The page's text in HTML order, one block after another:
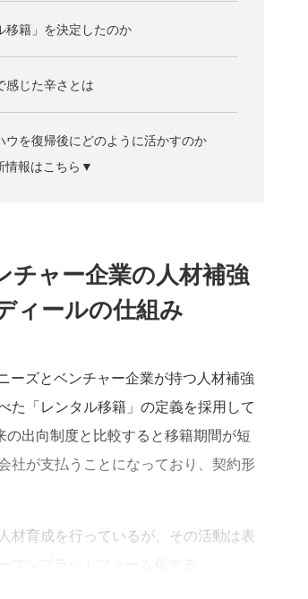
移籍」を決定したのか
感じた辛さとは
を復帰後にどのように活かすのか
情報はこちら▼
チャー企業の人材補強
ィールの仕組み
ズとベンチャー企業が持つ人材補強
た「レンタル移籍」の定義を採用して
出向制度と比較すると移籍期間が短
社が支払うことになっており、契約形
材育成を行っているが、その活動は表